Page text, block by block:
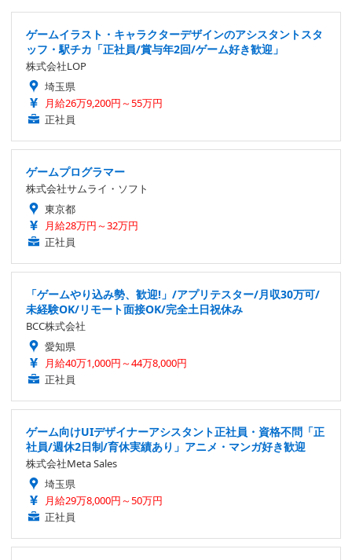
ゲームイラスト・キャラクターデザインのアシスタントスタ
ッフ・駅チカ「正社員/賞与年2回/ゲーム好き歓迎」
株式会社LOP
埼玉県
月給26万9,200円～55万円
正社員
ゲームプログラマー
株式会社サムライ・ソフト
東京都
月給28万円～32万円
正社員
「ゲームやり込み勢、歓迎!」/アプリテスター/月収30万可/
未経験OK/リモート面接OK/完全土日祝休み
BCC株式会社
愛知県
月給40万1,000円～44万8,000円
正社員
ゲーム向けUIデザイナーアシスタント正社員・資格不問「正
社員/週休2日制/育休実績あり」アニメ・マンガ好き歓迎
株式会社Meta Sales
埼玉県
月給29万8,000円～50万円
正社員